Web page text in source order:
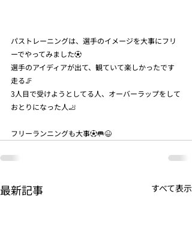
パストレーニングは、選手のイメージを大事にフリ
ーでやってみました⚽️
選手のアイディアが出て、観ていて楽しかったです
走る🦵
3人目で受けようとしてる人、オーバーラップをして
おとりになった人🦶
フリーランニングも大事⚽️🥅😆
最新記事 すべて表示